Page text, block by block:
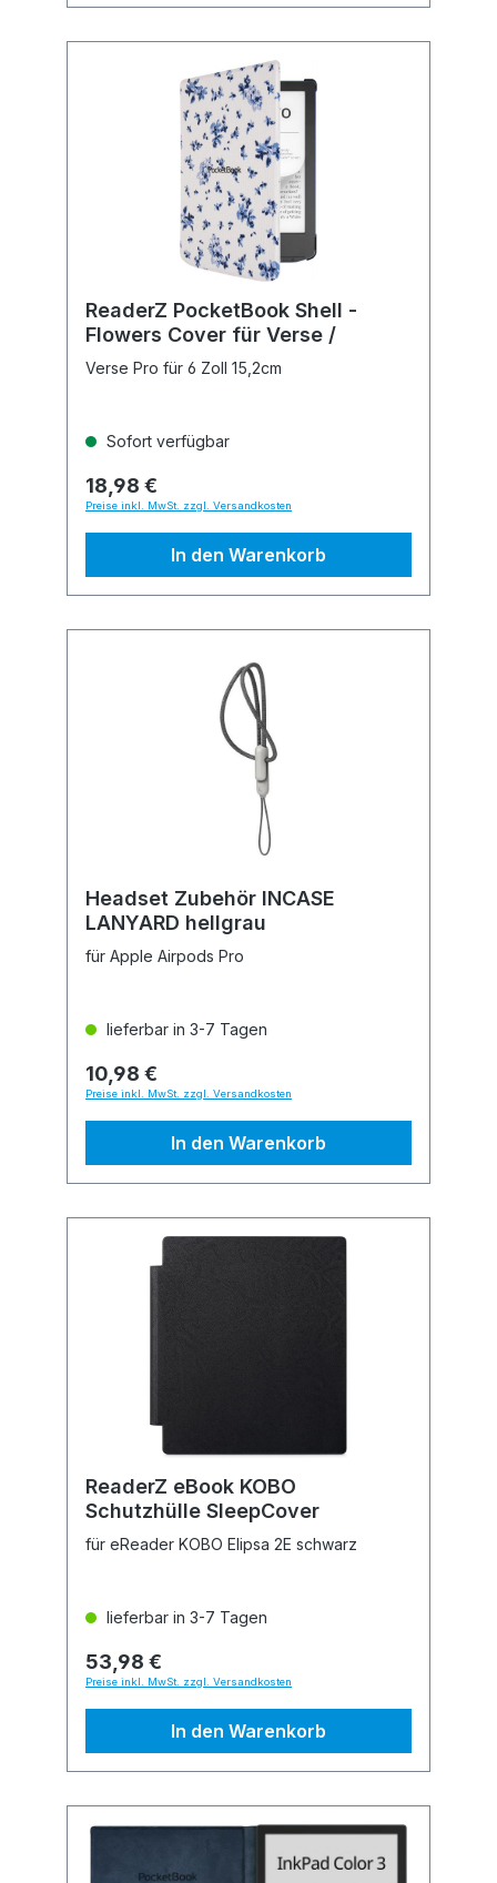
ReaderZ PocketBook Shell -
Flowers Cover für Verse /
Verse Pro für 6 Zoll 15,2cm
Sofort verfügbar
18,98 €
Preise inkl. MwSt. zzgl. Versandkosten
In den Warenkorb
Headset Zubehör INCASE
LANYARD hellgrau
für Apple Airpods Pro
lieferbar in 3-7 Tagen
10,98 €
Preise inkl. MwSt. zzgl. Versandkosten
In den Warenkorb
ReaderZ eBook KOBO
Schutzhülle SleepCover
für eReader KOBO Elipsa 2E schwarz
lieferbar in 3-7 Tagen
53,98 €
Preise inkl. MwSt. zzgl. Versandkosten
In den Warenkorb